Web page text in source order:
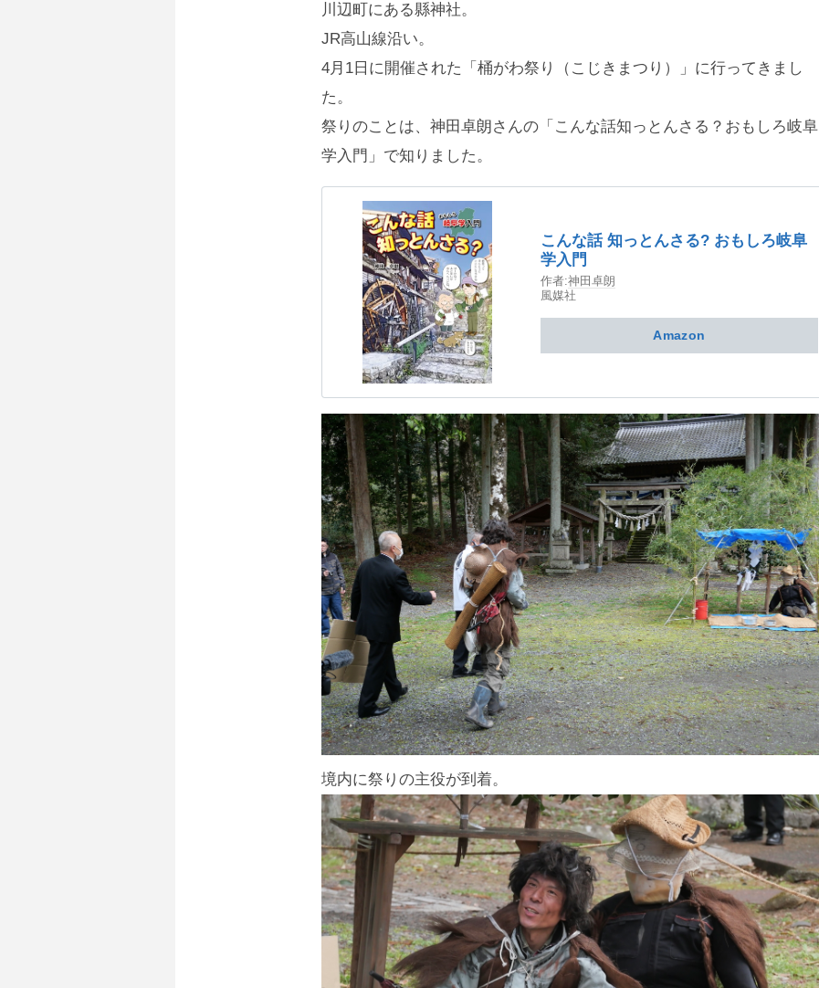
川辺町にある縣神社。
JR高山線沿い。
4月1日に開催された「桶がわ祭り（こじきまつり）」に行ってきまし
た。
祭りのことは、神田卓朗さんの「こんな話知っとんさる？おもしろ岐阜
学入門」で知りました。
こんな話 知っとんさる? おもしろ岐阜
学入門
作者:神田卓朗
風媒社
Amazon
境内に祭りの主役が到着。